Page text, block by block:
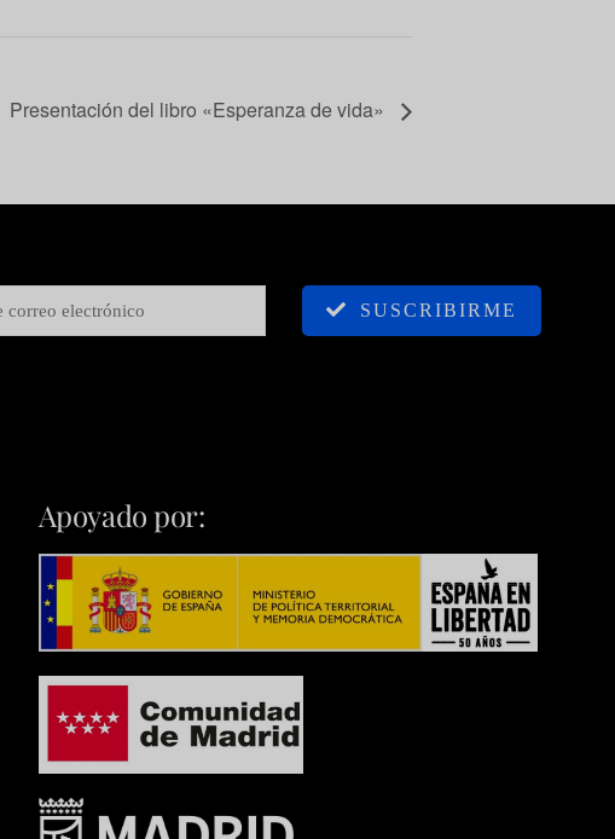
Presentación del libro «Esperanza de vida»
SUSCRIBIRME
Apoyado por: